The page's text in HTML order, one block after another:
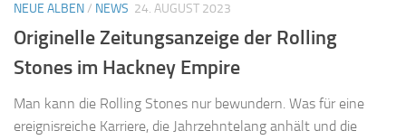
NEUE ALBEN/ NEWS 24. AUGUST 2023
Originelle Zeitungsanzeige der Rolling
Stones im Hackney Empire
Man kann die Rolling Stones nur bewundern. Was für eine
ereignisreiche Karriere, die Jahrzehntelang anhält und die